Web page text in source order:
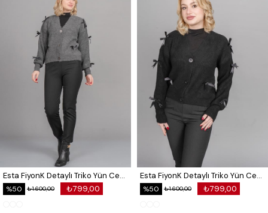
Esta FiyonK Detaylı Triko Yün Ceket Hırka 25507
₺799,00
₺1.600,00
%50
Esta FiyonK Detaylı Triko Yün Ceket Hırka 25507
₺799,00
₺1.600,00
%50